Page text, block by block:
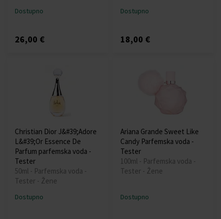
Dostupno
26,00 €
Dostupno
18,00 €
Christian Dior J&#39;Adore
L&#39;Or Essence De
Parfum parfemska voda -
Tester
50ml - Parfemska voda -
Tester - Žene
Dostupno
Ariana Grande Sweet Like
Candy Parfemska voda -
Tester
100ml - Parfemska voda -
Tester - Žene
Dostupno